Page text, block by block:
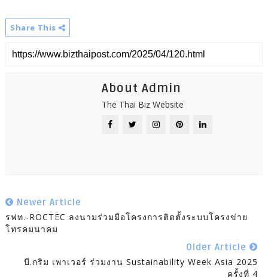
Share This
About Admin
The Thai Biz Website
Newer Article
รฟท.-ROCTEC ลงนามร่วมมือโครงการติดตั้งระบบโครงข่าย
โทรคมนาคม
Older Article
บี.กริม เพาเวอร์ ร่วมงาน Sustainability Week Asia 2025
ครั้งที่ 4